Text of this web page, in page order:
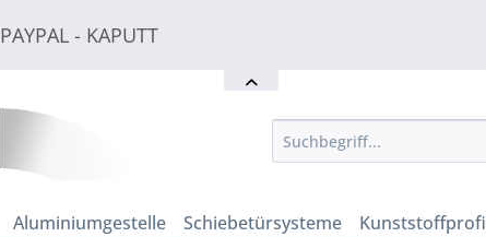
PAYPAL - KAPUTT
Aluminiumgestelle Schiebetürsysteme